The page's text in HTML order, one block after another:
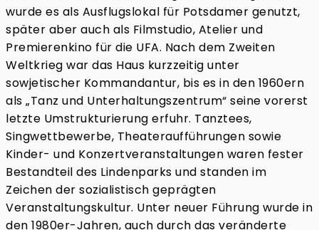
wurde es als Ausflugslokal für Potsdamer genutzt,
später aber auch als Filmstudio, Atelier und
Premierenkino für die UFA. Nach dem Zweiten
Weltkrieg war das Haus kurzzeitig unter
sowjetischer Kommandantur, bis es in den 1960ern
als „Tanz und Unterhaltungszentrum“ seine vorerst
letzte Umstrukturierung erfuhr. Tanztees,
Singwettbewerbe, Theateraufführungen sowie
Kinder- und Konzertveranstaltungen waren fester
Bestandteil des Lindenparks und standen im
Zeichen der sozialistisch geprägten
Veranstaltungskultur. Unter neuer Führung wurde in
den 1980er-Jahren, auch durch das veränderte